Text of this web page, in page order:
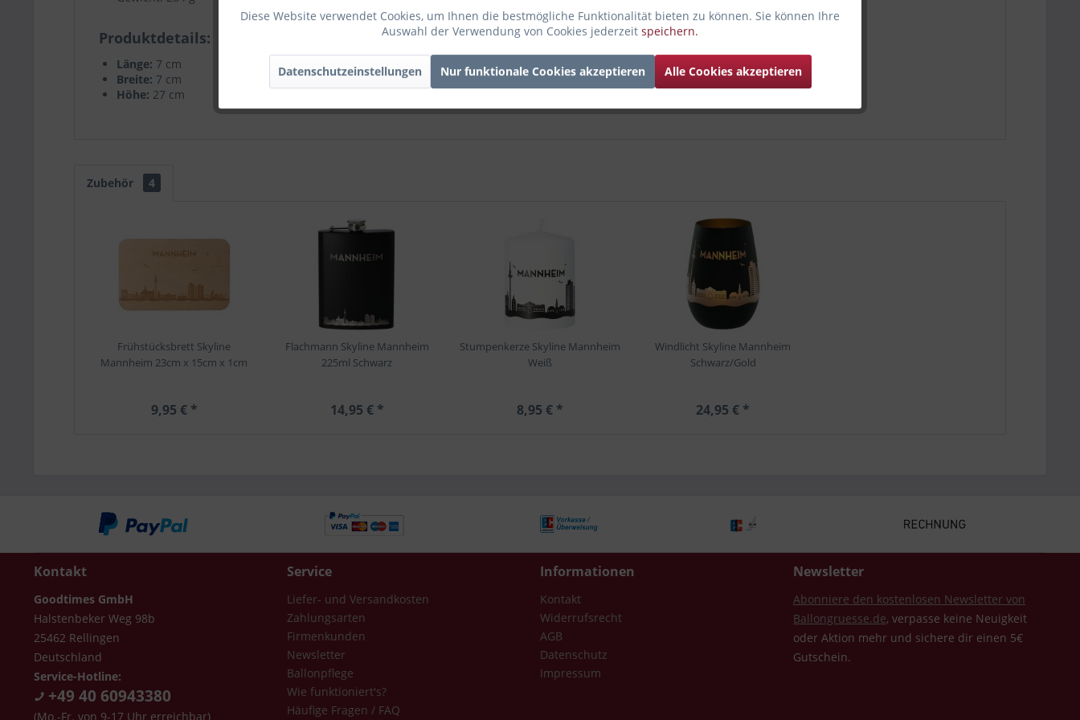
Produktdetails
Länge: 7 cm
Breite: 7 cm
Höhe: 27 cm
Zubehör 4
Frühstücksbrett Skyline
Mannheim 23cm x 15cm x 1cm
9,95 € *
Flachmann Skyline Mannheim
225ml Schwarz
14,95 € *
Stumpenkerze Skyline Mannheim
Weiß
8,95 € *
Windlicht Skyline Mannheim
Schwarz/Gold
24,95 € *
Kontakt
Goodtimes GmbH
Halstenbeker Weg 98b
25462 Rellingen
Deutschland
Service-Hotline:
+49 40 60943380
(Mo.-Fr. von 9-17 Uhr erreichbar)
Service
Liefer- und Versandkosten
Zahlungsarten
Firmenkunden
Newsletter
Ballonpflege
Wie funktioniert's?
Häufige Fragen / FAQ
Informationen
Kontakt
Widerrufsrecht
AGB
Datenschutz
Impressum
Newsletter
Abonniere den kostenlosen Newsletter von
Ballongruesse.de, verpasse keine Neuigkeit
oder Aktion mehr und sichere dir einen 5€
Gutschein.
Diese Website verwendet Cookies, um Ihnen die bestmögliche Funktionalität bieten zu können. Sie können Ihre
Auswahl der Verwendung von Cookies jederzeit speichern.
Datenschutzeinstellungen Nur funktionale Cookies akzeptieren Alle Cookies akzeptieren